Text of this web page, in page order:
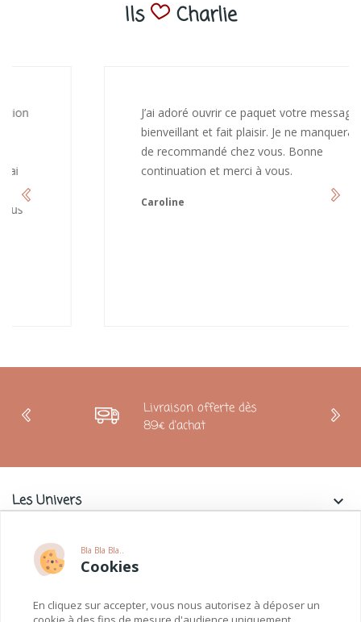
Bla Bla Bla..
Cookies
En cliquez sur accepter, vous nous autorisez à déposer un
Ils Charlie
J’ai adoré ouvrir ce paquet votre message est
bienveillant et fait plaisir. Je ne manquerai pas
de recommandé chez vous. Bonne
continuation et merci à vous.
Livraison offerte dès
89€ d'achat
Les Univers
keyboard_arrow_down
Charlie & La Petite Souris
Informations